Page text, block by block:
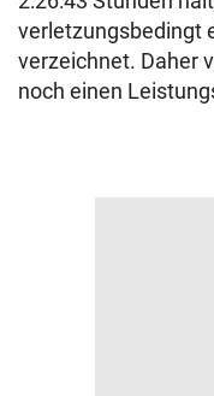
verletzungsbedingt
verzeichnet. Daher
noch einen